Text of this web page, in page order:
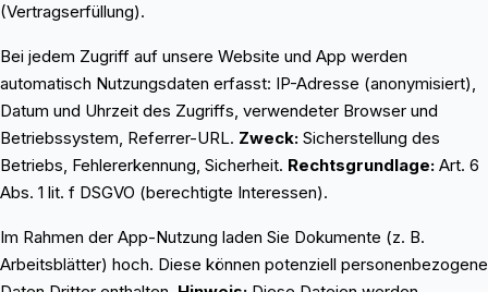
(Vertragserfüllung).
Bei jedem Zugriff auf unsere Website und App werden
automatisch Nutzungsdaten erfasst: IP-Adresse (anonymisiert),
Datum und Uhrzeit des Zugriffs, verwendeter Browser und
Betriebssystem, Referrer-URL. Zweck: Sicherstellung des
Betriebs, Fehlererkennung, Sicherheit. Rechtsgrundlage: Art. 6
Abs. 1 lit. f DSGVO (berechtigte Interessen).
Im Rahmen der App-Nutzung laden Sie Dokumente (z. B.
Arbeitsblätter) hoch. Diese können potenziell personenbezogene